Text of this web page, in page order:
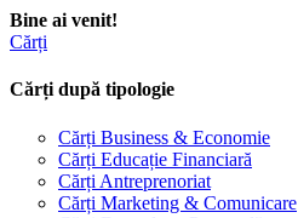
Bine ai venit!
Cărți
Cărți după tipologie
Cărți Business & Economie
Cărți Educație Financiară
Cărți Antreprenoriat
Cărți Marketing & Comunicare